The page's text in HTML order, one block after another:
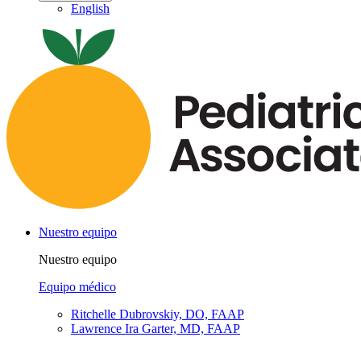
English
Nuestro equipo
Nuestro equipo
Equipo médico
Ritchelle Dubrovskiy, DO, FAAP
Lawrence Ira Garter, MD, FAAP